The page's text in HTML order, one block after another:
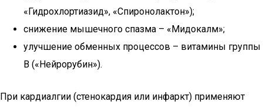
«Гидрохлортиазид», «Спиронолактон»);
снижение мышечного спазма – «Мидокалм»;
улучшение обменных процессов – витамины группы
В («Нейрорубин»).
При кардиалгии (стенокардия или инфаркт) применяют